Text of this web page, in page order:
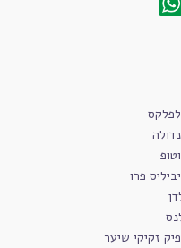
פרו
זקיקי שיער